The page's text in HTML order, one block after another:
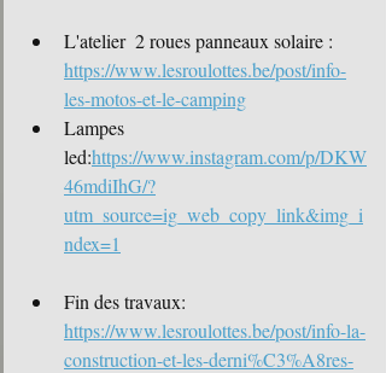
L'atelier  2 roues panneaux solaire :
https://www.lesroulottes.be/post/info-
les-motos-et-le-camping
Lampes
led:https://www.instagram.com/p/DKW
46mdiIhG/?
utm_source=ig_web_copy_link&img_i
ndex=1
Fin des travaux:
https://www.lesroulottes.be/post/info-la-
construction-et-les-derni%C3%A8res-